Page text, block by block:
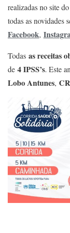
realizadas no site
todas as novidades
Facebook,
Todas as receitas
de 4 IPSS’s. Este
Lobo Antunes,